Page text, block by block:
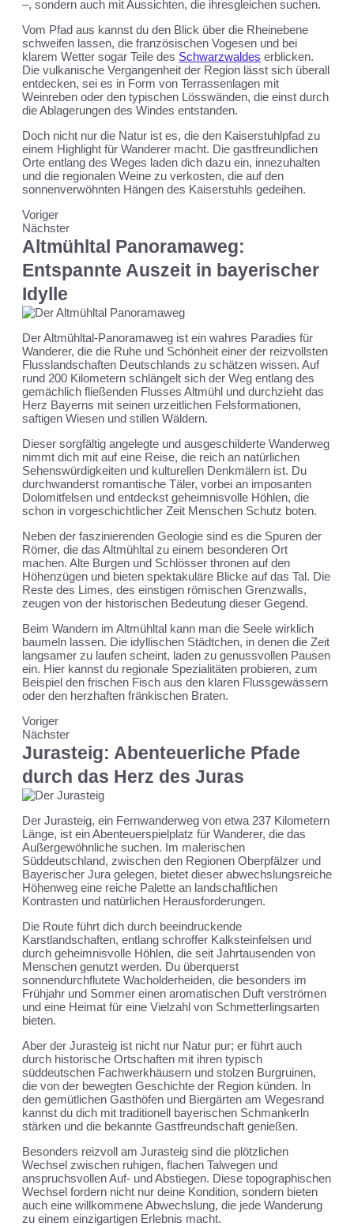
–, sondern auch mit Aussichten, die ihresgleichen suchen.
Vom Pfad aus kannst du den Blick über die Rheinebene
schweifen lassen, die französischen Vogesen und bei
klarem Wetter sogar Teile des Schwarzwaldes erblicken.
Die vulkanische Vergangenheit der Region lässt sich überall
entdecken, sei es in Form von Terrassenlagen mit
Weinreben oder den typischen Lösswänden, die einst durch
die Ablagerungen des Windes entstanden.
Doch nicht nur die Natur ist es, die den Kaiserstuhlpfad zu
einem Highlight für Wanderer macht. Die gastfreundlichen
Orte entlang des Weges laden dich dazu ein, innezuhalten
und die regionalen Weine zu verkosten, die auf den
sonnenverwöhnten Hängen des Kaiserstuhls gedeihen.
Voriger
Nächster
Altmühltal Panoramaweg:
Entspannte Auszeit in bayerischer
Idylle
Der Altmühltal-Panoramaweg ist ein wahres Paradies für
Wanderer, die die Ruhe und Schönheit einer der reizvollsten
Flusslandschaften Deutschlands zu schätzen wissen. Auf
rund 200 Kilometern schlängelt sich der Weg entlang des
gemächlich fließenden Flusses Altmühl und durchzieht das
Herz Bayerns mit seinen urzeitlichen Felsformationen,
saftigen Wiesen und stillen Wäldern.
Dieser sorgfältig angelegte und ausgeschilderte Wanderweg
nimmt dich mit auf eine Reise, die reich an natürlichen
Sehenswürdigkeiten und kulturellen Denkmälern ist. Du
durchwanderst romantische Täler, vorbei an imposanten
Dolomitfelsen und entdeckst geheimnisvolle Höhlen, die
schon in vorgeschichtlicher Zeit Menschen Schutz boten.
Neben der faszinierenden Geologie sind es die Spuren der
Römer, die das Altmühltal zu einem besonderen Ort
machen. Alte Burgen und Schlösser thronen auf den
Höhenzügen und bieten spektakuläre Blicke auf das Tal. Die
Reste des Limes, des einstigen römischen Grenzwalls,
zeugen von der historischen Bedeutung dieser Gegend.
Beim Wandern im Altmühltal kann man die Seele wirklich
baumeln lassen. Die idyllischen Städtchen, in denen die Zeit
langsamer zu laufen scheint, laden zu genussvollen Pausen
ein. Hier kannst du regionale Spezialitäten probieren, zum
Beispiel den frischen Fisch aus den klaren Flussgewässern
oder den herzhaften fränkischen Braten.
Voriger
Nächster
Jurasteig: Abenteuerliche Pfade
durch das Herz des Juras
Der Jurasteig, ein Fernwanderweg von etwa 237 Kilometern
Länge, ist ein Abenteuerspielplatz für Wanderer, die das
Außergewöhnliche suchen. Im malerischen
Süddeutschland, zwischen den Regionen Oberpfälzer und
Bayerischer Jura gelegen, bietet dieser abwechslungsreiche
Höhenweg eine reiche Palette an landschaftlichen
Kontrasten und natürlichen Herausforderungen.
Die Route führt dich durch beeindruckende
Karstlandschaften, entlang schroffer Kalksteinfelsen und
durch geheimnisvolle Höhlen, die seit Jahrtausenden von
Menschen genutzt werden. Du überquerst
sonnendurchflutete Wacholderheiden, die besonders im
Frühjahr und Sommer einen aromatischen Duft verströmen
und eine Heimat für eine Vielzahl von Schmetterlingsarten
bieten.
Aber der Jurasteig ist nicht nur Natur pur; er führt auch
durch historische Ortschaften mit ihren typisch
süddeutschen Fachwerkhäusern und stolzen Burgruinen,
die von der bewegten Geschichte der Region künden. In
den gemütlichen Gasthöfen und Biergärten am Wegesrand
kannst du dich mit traditionell bayerischen Schmankerln
stärken und die bekannte Gastfreundschaft genießen.
Besonders reizvoll am Jurasteig sind die plötzlichen
Wechsel zwischen ruhigen, flachen Talwegen und
anspruchsvollen Auf- und Abstiegen. Diese topographischen
Wechsel fordern nicht nur deine Kondition, sondern bieten
auch eine willkommene Abwechslung, die jede Wanderung
zu einem einzigartigen Erlebnis macht.